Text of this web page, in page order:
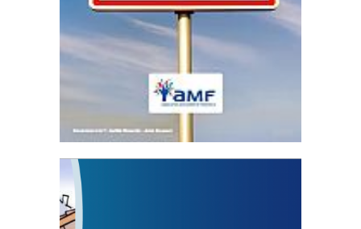
Statut de l’élu local
3 avril 2024
Mise à jour avril 2024 232891 Total 0 Votes